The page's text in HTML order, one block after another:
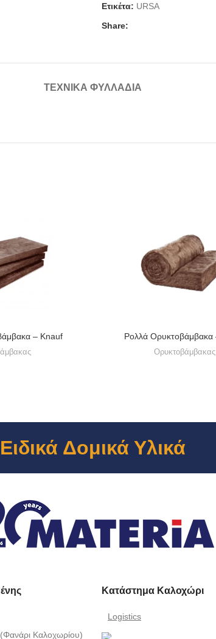
Ετικέτα: URSA
Share:
ΤΕΧΝΙΚΆ ΦΥΛΛΆΔΙΑ
– Knauf Ρολλά Ορυκτοβάμβακα
Ορυκτοβάμβακας
Ειδικά Δομικά Υλικά
Καλοχωρίου)
Κατάστημα Καλοχώρι
Logistics